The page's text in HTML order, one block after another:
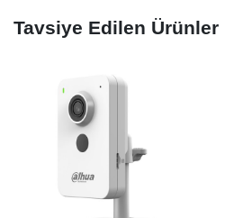
Tavsiye Edilen Ürünler